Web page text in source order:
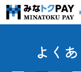
よくあ